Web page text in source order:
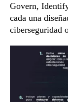
Govern,
cada una
ciberseguridad